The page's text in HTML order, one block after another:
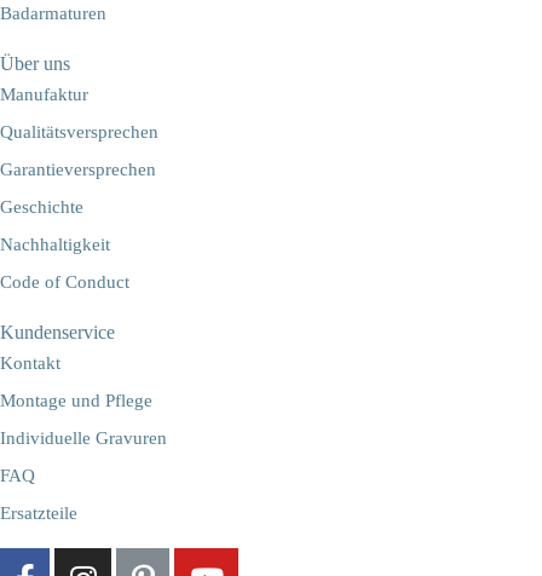
Badarmaturen
Über uns
Manufaktur
Qualitätsversprechen
Garantieversprechen
Geschichte
Nachhaltigkeit
Code of Conduct
Kundenservice
Kontakt
Montage und Pflege
Individuelle Gravuren
FAQ
Ersatzteile